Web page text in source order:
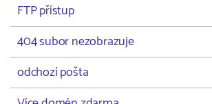
FTP přístup
404 subor nezobrazuje
odchozí pošta